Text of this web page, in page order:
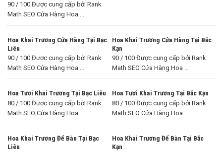
90 / 100 Được cung cấp bởi Rank
Math SEO Cửa Hàng Hoa ...
Hoa Khai Trương Cửa Hàng Tại Bạc
Liêu
90 / 100 Được cung cấp bởi Rank
Math SEO Cửa Hàng Hoa ...
Hoa Khai Trương Cửa Hàng Tại Bắc
Kạn
90 / 100 Được cung cấp bởi Rank
Math SEO Cửa Hàng Hoa ...
Hoa Tươi Khai Trương Tại Bạc Liêu
80 / 100 Được cung cấp bởi Rank
Math SEO Cửa Hàng Hoa ...
Hoa Tươi Khai Trương Tại Bắc Kạn
80 / 100 Được cung cấp bởi Rank
Math SEO Cửa Hàng Hoa ...
Hoa Khai Trương Để Bàn Tại Bạc
Liêu
Hoa Khai Trương Để Bàn Tại Bắc
Kạn